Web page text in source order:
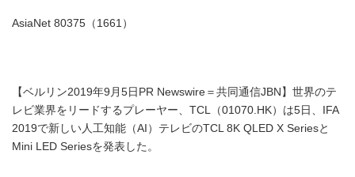
AsiaNet 80375（1661）
【ベルリン2019年9月5日PR Newswire＝共同通信JBN】世界のテ
レビ業界をリードするプレーヤー、TCL（01070.HK）は5日、IFA
2019で新しい人工知能（AI）テレビのTCL 8K QLED X Seriesと
Mini LED Seriesを発表した。